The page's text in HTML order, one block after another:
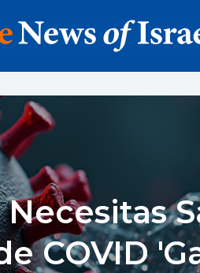
COVID